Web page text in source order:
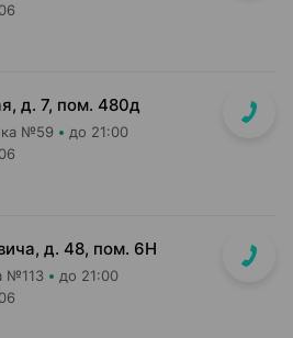
д. 7, пом. 480д
№59 до 21:00
д. 48, пом. 6Н
№113 до 21:00